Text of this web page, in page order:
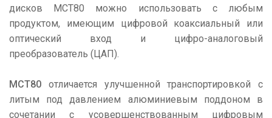
дисков MCT80 можно использовать с любым
продуктом, имеющим цифровой коаксиальный или
оптический вход и цифро-аналоговый
преобразователь (ЦАП).
MCT80 отличается улучшенной транспортировкой с
литым под давлением алюминиевым поддоном в
сочетании с усовершенствованным цифровым